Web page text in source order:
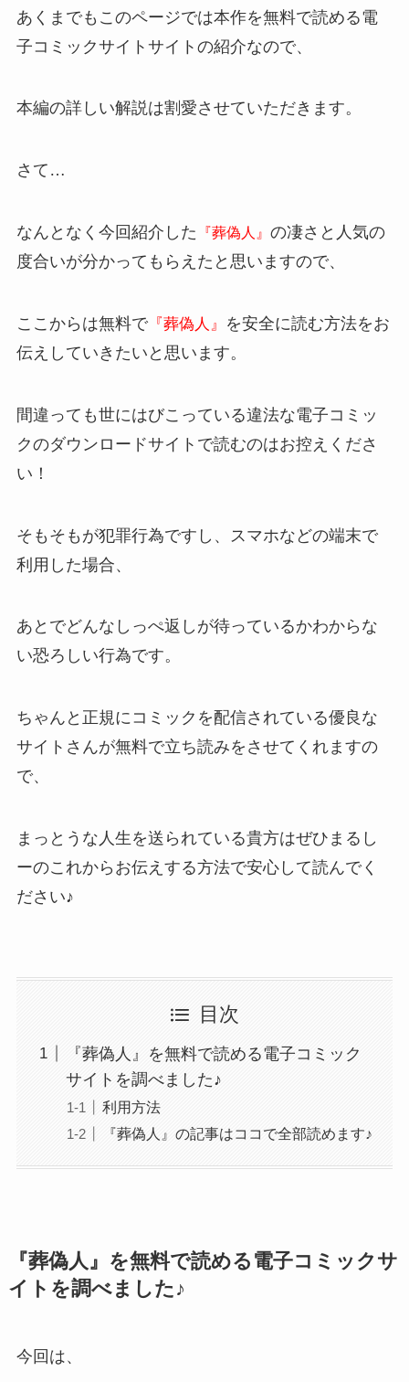
あくまでもこのページでは本作を無料で読める電
子コミックサイトサイトの紹介なので、
本編の詳しい解説は割愛させていただきます。
さて…
なんとなく今回紹介した 『葬偽人』 の凄さと人気の
度合いが分かってもらえたと思いますので、
ここからは無料で『葬偽人』
を安全に読む方法をお
伝えしていきたいと思います。
間違っても世にはびこっている違法な電子コミッ
クのダウンロードサイトで読むのはお控えくださ
い！
そもそもが犯罪行為ですし、スマホなどの端末で
利用した場合、
あとでどんなしっぺ返しが待っているかわからな
い恐ろしい行為です。
ちゃんと正規にコミックを配信されている優良な
サイトさんが無料で立ち読みをさせてくれますの
で、
まっとうな人生を送られている貴方はぜひまるし
ーのこれからお伝えする方法で安心して読んでく
ださい♪
目次
『葬偽人』を無料で読める電子コミック
サイトを調べました♪
利用方法
『葬偽人』の記事はココで全部読めます♪
『葬偽人』を無料で読める電子コミックサ
イトを調べました♪
今回は、